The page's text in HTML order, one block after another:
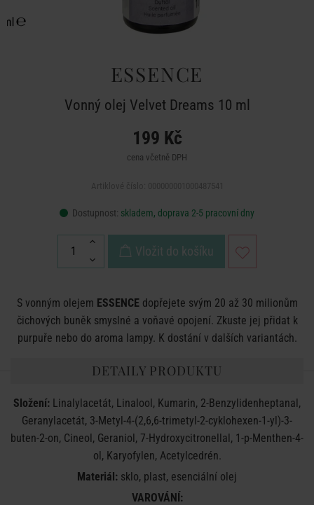
ESSENCE
Vonný olej Velvet Dreams 10 ml
199 Kč
cena včetně DPH
Dostupnost: skladem, doprava 2-5 pracovní dny
Vložit do košíku
S vonným olejem ESSENCE dopřejete svým 20 až 30 milionům
čichových buněk smyslné a voňavé opojení. Zkuste jej přidat k
purpuře nebo do aroma lampy. K dostání v dalších variantách.
DETAILY PRODUKTU
Složení: Linalylacetát, Linalool, Kumarin, 2-Benzylidenheptanal,
Geranylacetát, 3-Metyl-4-(2,6,6-trimetyl-2-cyklohexen-1-yl)-3-
buten-2-on, Cineol, Geraniol, 7-Hydroxycitronellal, 1-p-Menthen-4-
ol, Karyofylen, Acetylcedrén.
Materiál: sklo, plast, esenciální olej
VAROVÁNÍ: